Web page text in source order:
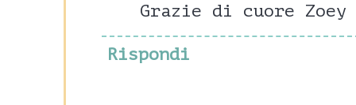
Grazie di cuore Zoey
Rispondi